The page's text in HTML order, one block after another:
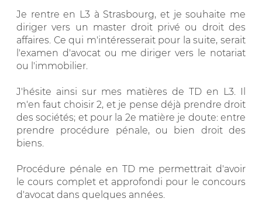
Je rentre en L3 à Strasbourg, et je souhaite me
diriger vers un master droit privé ou droit des
affaires. Ce qui m'intéresserait pour la suite, serait
l'examen d'avocat ou me diriger vers le notariat
ou l'immobilier.
J'hésite ainsi sur mes matières de TD en L3. Il
m'en faut choisir 2, et je pense déjà prendre droit
des sociétés; et pour la 2e matière je doute: entre
prendre procédure pénale, ou bien droit des
biens.
Procédure pénale en TD me permettrait d'avoir
le cours complet et approfondi pour le concours
d'avocat dans quelques années.